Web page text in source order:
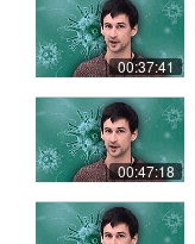
00:37:41
00:47:18